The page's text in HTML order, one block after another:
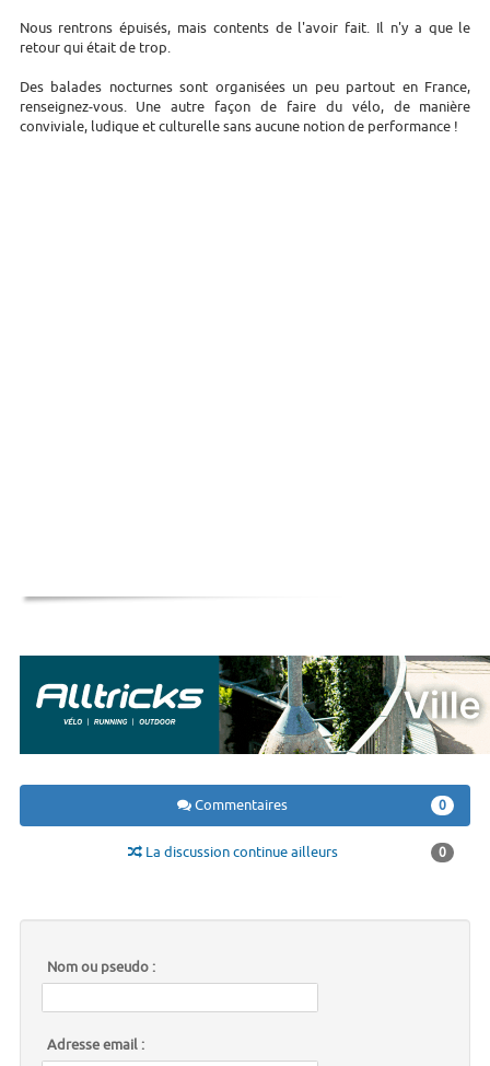
Nous rentrons épuisés, mais contents de l'avoir fait. Il n'y a que le
retour qui était de trop.
Des balades nocturnes sont organisées un peu partout en France,
renseignez-vous. Une autre façon de faire du vélo, de manière
conviviale, ludique et culturelle sans aucune notion de performance !
Commentaires 0
La discussion continue ailleurs 0
Nom ou pseudo :
Adresse email :